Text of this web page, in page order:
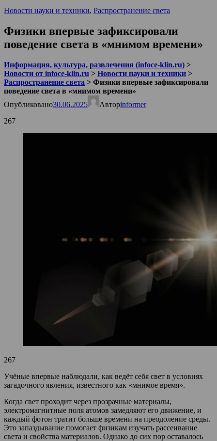
Новости науки и техники, Распространение света
Физики впервые зафиксировали
поведение света в «мнимом времени»
Информация, культура, развлечения (infoce-klin.ru) >
Новости от infoce-klin.ru > Новости науки и техники >
Распространение света > Физики впервые зафиксировали
поведение света в «мнимом времени»
Опубликовано30.06.2025 Авторinformer
267
267
Учёные впервые наблюдали, как ведёт себя свет в условиях
загадочного явления, известного как «мнимое время».
Когда свет проходит через прозрачные материалы,
электромагнитные поля атомов замедляют его движение, и
каждый фотон тратит больше времени на преодоление среды.
Это запаздывание помогает физикам изучать рассеивание
света и свойства материалов. Однако до сих пор оставалось